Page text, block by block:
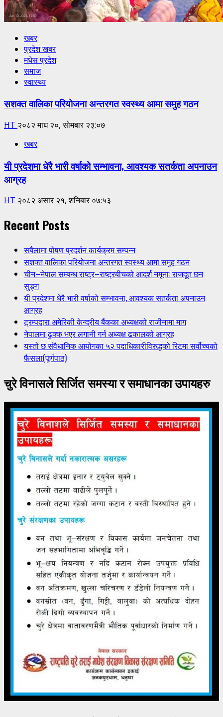
खबर
प्रदेश खबर
मधेस प्रदेश
समाज
स्वास्थ्य
सशक्त वालिका परियोजना अन्तरगत स्वस्थ्य आमा समुह गठन
HT २०८२ माघ २०, सोमबार २३:०७
खबर
यी प्रदेशमा धेरै भारी वर्षाको सम्भावना, आवश्यक सतर्कता अपनाउन
आग्रह
HT २०८२ असार २१, शनिबार ०७:५३
Recent Posts
सबैलामा पोषण प्रदर्शन कार्यक्रम सम्पन्न
सशक्त वालिका परियोजना अन्तरगत स्वस्थ्य आमा समुह गठन
चीन–नेपाल सम्बन्ध राष्ट्र–राष्ट्रबीचको आदर्श नमूना: राजदूत छन
सुङ्ग
यी प्रदेशमा धेरै भारी वर्षाको सम्भावना, आवश्यक सतर्कता अपनाउन
आग्रह
ट्रम्पद्वारा अमेरिकी केन्द्रीय बैंकका अध्यक्षको राजीनामा माग
नेपालमा ढुक्क भएर लगानी गर्न अध्यक्ष ढकालको आग्रह
यस्तो छ संवैधानिक आयोगका ५२ पदाधिकारीविरुद्धको रिटमा सर्वोच्चको
फैसला(पूर्णपाठ)
चुरे विनासले सिर्जित समस्या र समाधानका उपायहरु